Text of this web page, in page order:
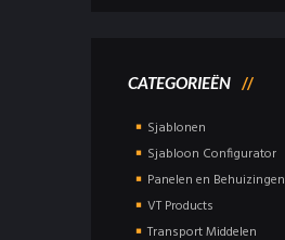
CATEGORIEËN
Sjablonen
Sjabloon Configurator
Panelen en Behuizingen
VT Products
Transport Middelen